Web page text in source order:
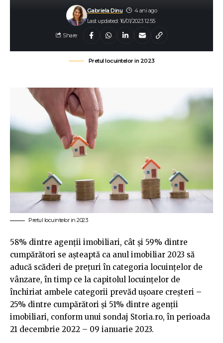
Last updated: 16/01/2023 12:55
Gabriela Dinu 4 ani ago
Share
Pretul locuintelor in 2023
Pretul locuintelor in 2023
58% dintre agenții imobiliari, cât și 59% dintre
cumpărători se așteaptă ca anul imobiliar 2023 să
aducă scăderi de prețuri în categoria locuințelor de
vânzare, în timp ce la capitolul locuințelor de
închiriat ambele categorii prevăd ușoare creșteri –
25% dintre cumpărători și 51% dintre agenții
imobiliari, conform unui sondaj Storia.ro, în perioada
21 decembrie 2022 – 09 ianuarie 2023.